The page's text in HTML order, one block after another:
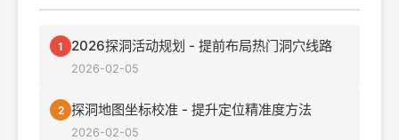
1 2026探洞活动规划 - 提前布局热门洞穴线路
2026-02-05
2 探洞地图坐标校准 - 提升定位精准度方法
2026-02-05